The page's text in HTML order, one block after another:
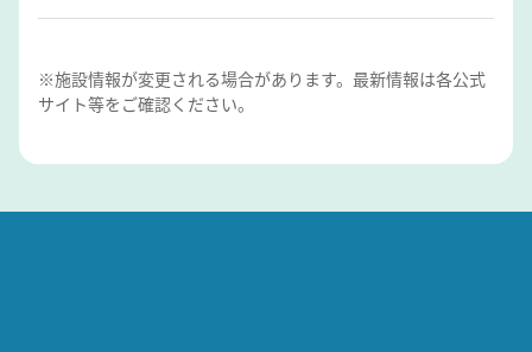
※施設情報が変更される場合があります。最新情報は各公式
サイト等をご確認ください。